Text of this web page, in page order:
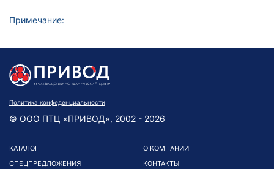
Примечание:
Политика конфеденциальности
© ООО ПТЦ «ПРИВОД», 2002 - 2026
КАТАЛОГ
СПЕЦПРЕДЛОЖЕНИЯ
О КОМПАНИИ
КОНТАКТЫ